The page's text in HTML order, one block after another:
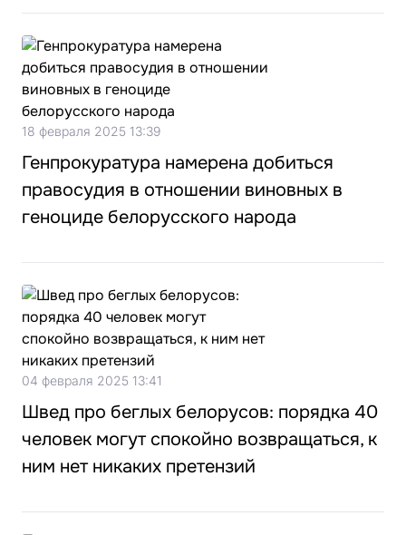
18 февраля 2025 13:39
Генпрокуратура намерена добиться
правосудия в отношении виновных в
геноциде белорусского народа
04 февраля 2025 13:41
Швед про беглых белорусов: порядка 40
человек могут спокойно возвращаться, к
ним нет никаких претензий